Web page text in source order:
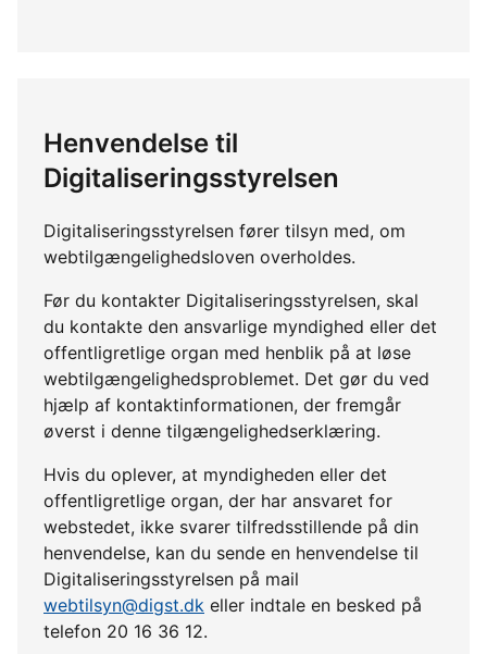
Henvendelse til
Digitaliseringsstyrelsen
Digitaliseringsstyrelsen fører tilsyn med, om
webtilgængelighedsloven overholdes.
Før du kontakter Digitaliseringsstyrelsen, skal
du kontakte den ansvarlige myndighed eller det
offentligretlige organ med henblik på at løse
webtilgængelighedsproblemet. Det gør du ved
hjælp af kontaktinformationen, der fremgår
øverst i denne tilgængelighedserklæring.
Hvis du oplever, at myndigheden eller det
offentligretlige organ, der har ansvaret for
webstedet, ikke svarer tilfredsstillende på din
henvendelse, kan du sende en henvendelse til
Digitaliseringsstyrelsen på mail
webtilsyn@digst.dk eller indtale en besked på
telefon 20 16 36 12.